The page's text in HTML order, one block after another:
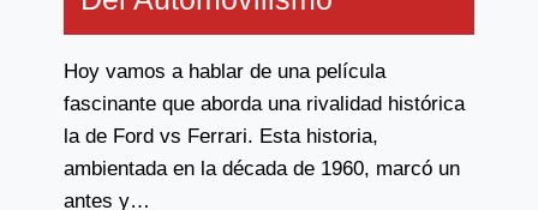
Hoy vamos a hablar de una película
fascinante que aborda una rivalidad histórica
la de Ford vs Ferrari. Esta historia,
ambientada en la década de 1960, marcó un
antes y…